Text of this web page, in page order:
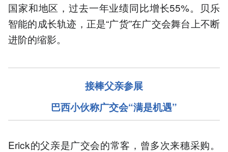
国家和地区，过去一年业绩同比增长55%。贝乐
智能的成长轨迹，正是“广货”在广交会舞台上不断
进阶的缩影。
接棒父亲参展
巴西小伙称广交会“满是机遇”
Erick的父亲是广交会的常客，曾多次来穗采购。